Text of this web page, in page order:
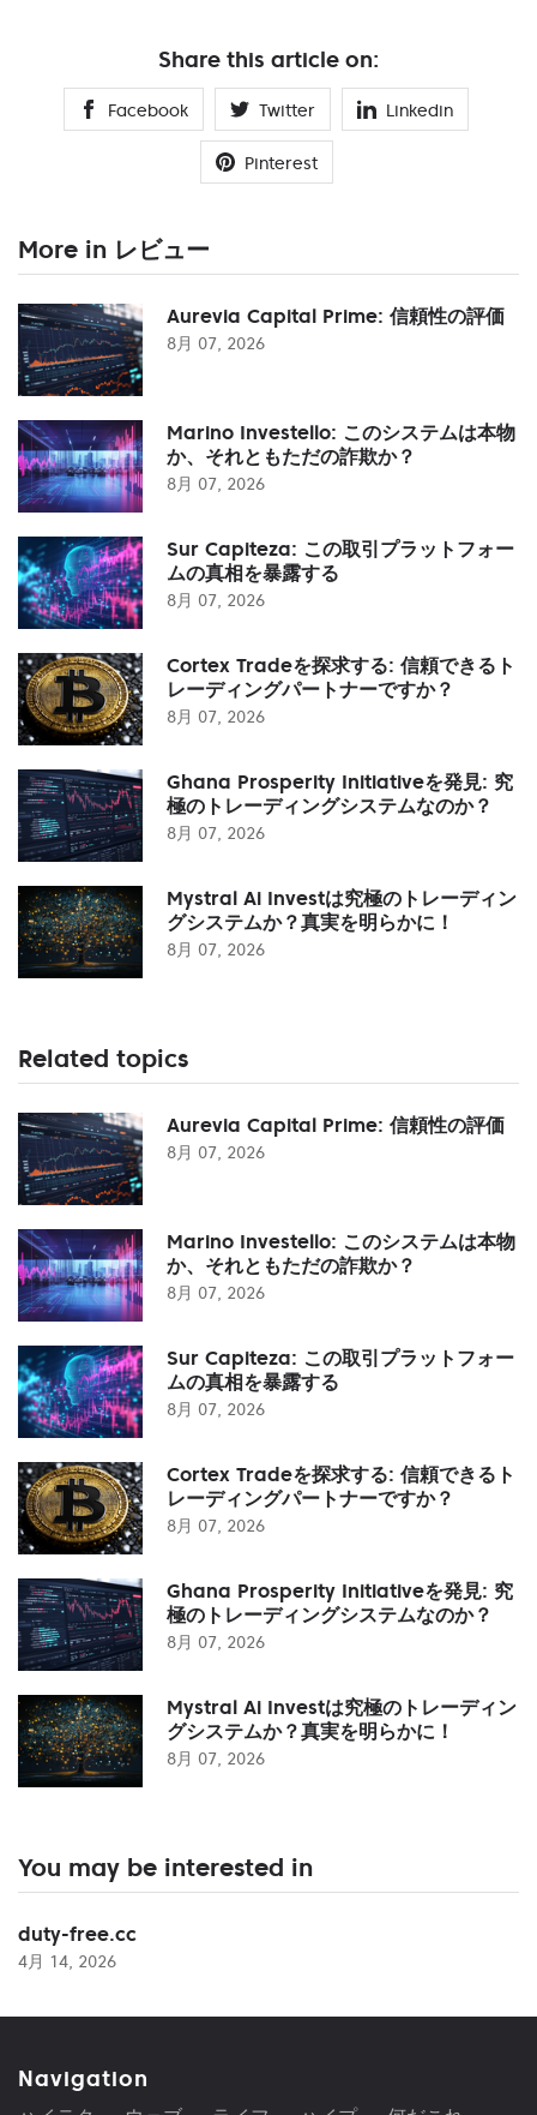
Share this article on:
Facebook Twitter Linkedin
Pinterest
More in レビュー
Aurevia Capital Prime: 信頼性の評価
8月 07, 2026
Marino Investello: このシステムは本物
か、それともただの詐欺か？
8月 07, 2026
Sur Capiteza: この取引プラットフォー
ムの真相を暴露する
8月 07, 2026
Cortex Tradeを探求する: 信頼できるト
レーディングパートナーですか？
8月 07, 2026
Ghana Prosperity Initiativeを発見: 究
極のトレーディングシステムなのか？
8月 07, 2026
Mystral Ai Investは究極のトレーディン
グシステムか？真実を明らかに！
8月 07, 2026
Related topics
Aurevia Capital Prime: 信頼性の評価
8月 07, 2026
Marino Investello: このシステムは本物
か、それともただの詐欺か？
8月 07, 2026
Sur Capiteza: この取引プラットフォー
ムの真相を暴露する
8月 07, 2026
Cortex Tradeを探求する: 信頼できるト
レーディングパートナーですか？
8月 07, 2026
Ghana Prosperity Initiativeを発見: 究
極のトレーディングシステムなのか？
8月 07, 2026
Mystral Ai Investは究極のトレーディン
グシステムか？真実を明らかに！
8月 07, 2026
You may be interested in
duty-free.cc
4月 14, 2026
Navigation